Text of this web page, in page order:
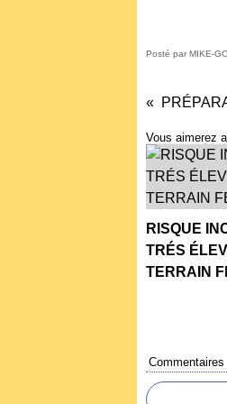
Posté par MIKE-
Vous aimerez
RISQUE
TRÉS
TERRAIN
Commentaires